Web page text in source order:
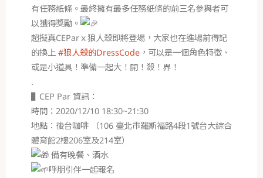
有任務紙條。最終擁有最多任務紙條的前三名參與者可
以獲得獎勵。
超擬真CEParｘ狼人殺即將登場，大家也在進場前得記
的換上 #狼人殺的DressCode，可以是一個角色特徵、
或是小道具！準備一起大！開！殺！界！
.
▌CEP Par 資訊：
時間：2020/12/10 18:30~21:30
地點：後台咖啡 （106 臺北市羅斯福路4段1號台大綜合
體育館2樓206室及214室）
備有晚餐、酒水
呼朋引伴一起報名